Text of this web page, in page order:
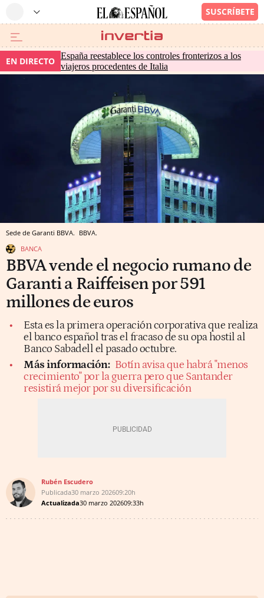
EN DIRECTO España reestablece los controles fronterizos a los
viajeros procedentes de Italia
Sede de Garanti BBVA. BBVA.
BANCA
BBVA vende el negocio rumano de
Garanti a Raiffeisen por 591
millones de euros
Esta es la primera operación corporativa que realiza
el banco español tras el fracaso de su opa hostil al
Banco Sabadell el pasado octubre.
Más información: Botín avisa que habrá "menos
crecimiento" por la guerra pero que Santander
resistirá mejor por su diversificación
Rubén Escudero
Publicada30 marzo 202609:20h
Actualizada30 marzo 202609:33h